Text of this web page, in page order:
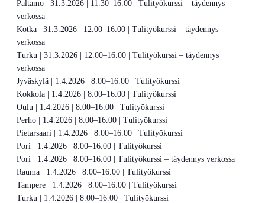
Paltamo | 31.3.2026 | 11.30–16.00 | Tulityökurssi – täydennys
verkossa
Kotka | 31.3.2026 | 12.00–16.00 | Tulityökurssi – täydennys
verkossa
Turku | 31.3.2026 | 12.00–16.00 | Tulityökurssi – täydennys
verkossa
Jyväskylä | 1.4.2026 | 8.00–16.00 | Tulityökurssi
Kokkola | 1.4.2026 | 8.00–16.00 | Tulityökurssi
Oulu | 1.4.2026 | 8.00–16.00 | Tulityökurssi
Perho | 1.4.2026 | 8.00–16.00 | Tulityökurssi
Pietarsaari | 1.4.2026 | 8.00–16.00 | Tulityökurssi
Pori | 1.4.2026 | 8.00–16.00 | Tulityökurssi
Pori | 1.4.2026 | 8.00–16.00 | Tulityökurssi – täydennys verkossa
Rauma | 1.4.2026 | 8.00–16.00 | Tulityökurssi
Tampere | 1.4.2026 | 8.00–16.00 | Tulityökurssi
Turku | 1.4.2026 | 8.00–16.00 | Tulityökurssi